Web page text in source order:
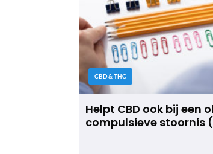
CBD & THC
Helpt CBD ook bij een
compulsieve stoornis